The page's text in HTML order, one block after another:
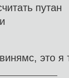
путан
это я